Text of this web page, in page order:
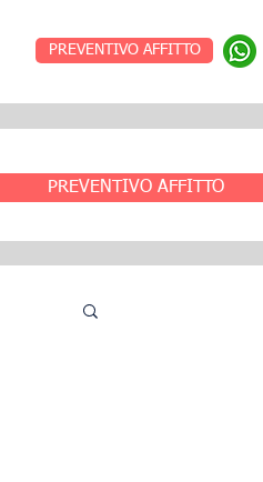
PREVENTIVO AFFITTO
PREVENTIVO AFFITTO